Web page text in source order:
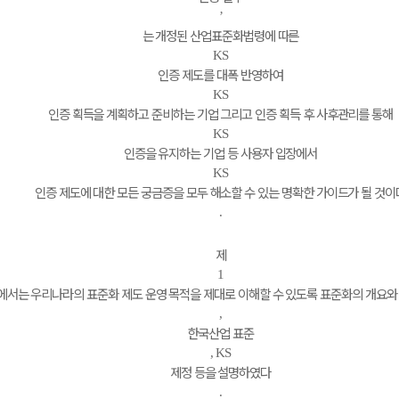
’
는 개정된 산업표준화법령에 따른
KS
인증 제도를 대폭 반영하여
KS
인증 획득을 계획하고 준비하는 기업 그리고 인증 획득 후 사후관리를 통해
KS
인증을 유지하는 기업 등 사용자 입장에서
KS
인증 제도에 대한 모든 궁금증을 모두 해소할 수 있는 명확한 가이드가 될 것이
.
제
1
서는 우리나라의 표준화 제도 운영 목적을 제대로 이해할 수 있도록 표준화의 개요
,
한국산업 표준
, KS
제정 등을 설명하였다
.